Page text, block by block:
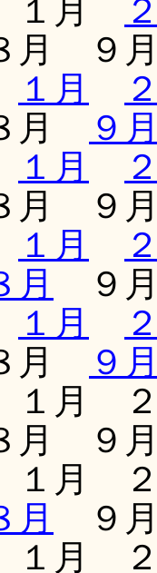
１月
月 ９
１月
月
９
１月
月 ９
１月
月
９
１月
月
９
１月
月 ９
１月
月
９
１月